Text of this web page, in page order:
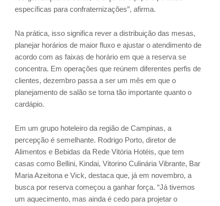
específicas para confraternizações”, afirma.
Na prática, isso significa rever a distribuição das mesas,
planejar horários de maior fluxo e ajustar o atendimento de
acordo com as faixas de horário em que a reserva se
concentra. Em operações que reúnem diferentes perfis de
clientes, dezembro passa a ser um mês em que o
planejamento de salão se torna tão importante quanto o
cardápio.
Em um grupo hoteleiro da região de Campinas, a
percepção é semelhante. Rodrigo Porto, diretor de
Alimentos e Bebidas da Rede Vitória Hotéis, que tem
casas como Bellini, Kindai, Vitorino Culinária Vibrante, Bar
Maria Azeitona e Vick, destaca que, já em novembro, a
busca por reserva começou a ganhar força. “Já tivemos
um aquecimento, mas ainda é cedo para projetar o